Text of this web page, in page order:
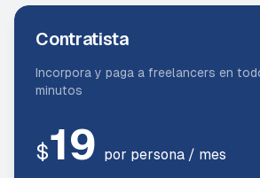
Contratista
Incorpora y paga a freelancers en
minutos
$19 por persona / mes